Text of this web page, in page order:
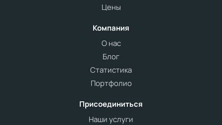
Цены
Компания
О нас
Блог
Статистика
Портфолио
Присоединиться
Наши услуги